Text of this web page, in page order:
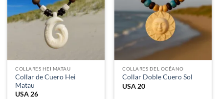
COLLARES HEI MATAU
Collar de Cuero Hei
Matau
USA 26
COLLARES DEL OCÉANO
Collar Doble Cuero Sol
USA 20